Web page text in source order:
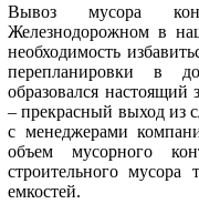
Вывоз мусора
Железнодорожном в
необходимость
перепланировки в
образовался настоящий
– прекрасный выход из
с менеджерами
объем мусорного
строительного мусора
емкостей.